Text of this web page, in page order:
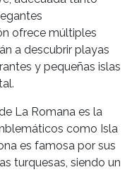
ofrece múltiples
a descubrir playas
y pequeñas islas
La Romana es la
como Isla
es famosa por sus
turquesas, siendo un